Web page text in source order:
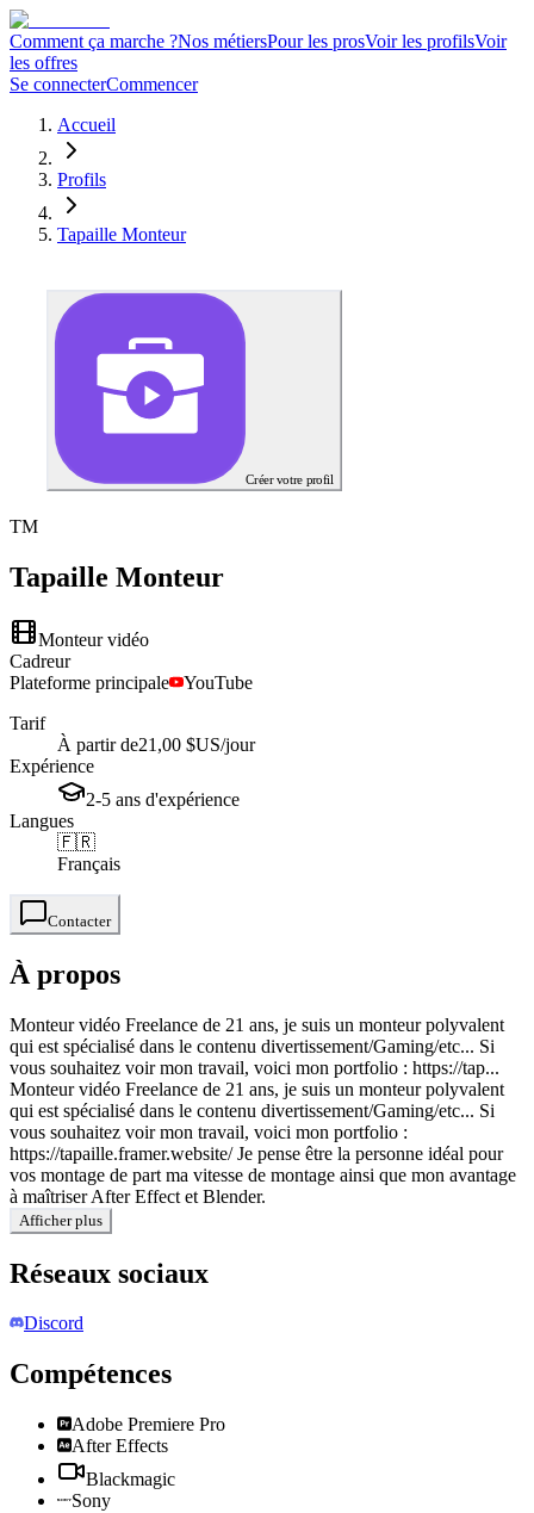
Comment ça marche ?Nos métiersPour les prosVoir les profilsVoir
les offres
Se connecterCommencer
Accueil
Profils
Tapaille Monteur
Créer votre profil
TM
Tapaille Monteur
Monteur vidéo
Cadreur
Plateforme principale
YouTube
Tarif
À partir de21,00 $US/jour
Expérience
2-5 ans d'expérience
Langues
🇫🇷
Français
Contacter
À propos
Monteur vidéo Freelance de 21 ans, je suis un monteur polyvalent
qui est spécialisé dans le contenu divertissement/Gaming/etc... Si
vous souhaitez voir mon travail, voici mon portfolio : https://tap...
Monteur vidéo Freelance de 21 ans, je suis un monteur polyvalent
qui est spécialisé dans le contenu divertissement/Gaming/etc... Si
vous souhaitez voir mon travail, voici mon portfolio :
https://tapaille.framer.website/ Je pense être la personne idéal pour
vos montage de part ma vitesse de montage ainsi que mon avantage
à maîtriser After Effect et Blender.
Afficher plus
Réseaux sociaux
Discord
Compétences
Adobe Premiere Pro
After Effects
Blackmagic
Sony